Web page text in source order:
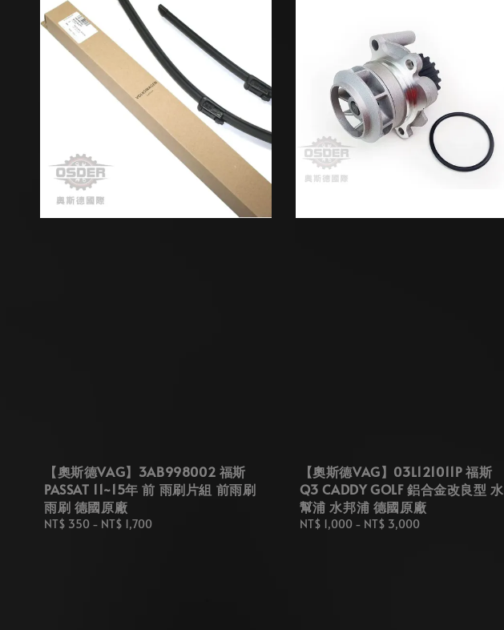
【奧斯德VAG】3AB998002 福斯
PASSAT 11~15年 前 雨刷片組 前雨刷
雨刷 德國原廠
Regular
NT$ 350 - NT$ 1,700
【奧斯德VAG】03L121011P 福斯
Q3 CADDY GOLF 鋁合金改良型 水
幫浦 水邦浦 德國原廠
Regular
NT$ 1,000- NT$ 3,000